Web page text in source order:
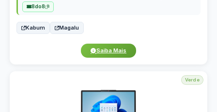
8do8
Kabum Magalu
Saiba Mais
Verde